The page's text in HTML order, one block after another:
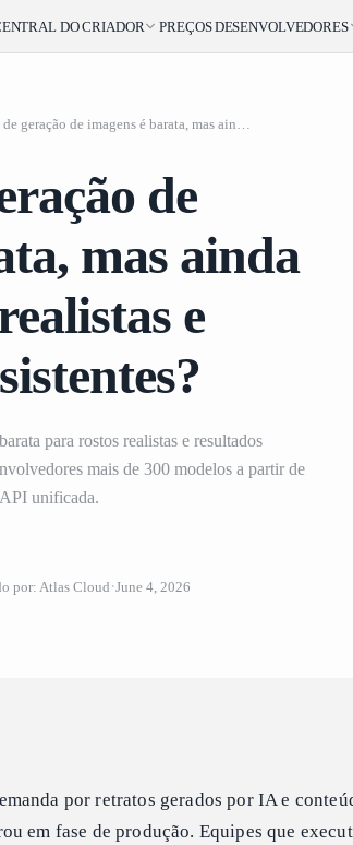
DO CRIADOR PREÇOSDESENVOLVEDORES
Qual API de geração de imagens é barata, mas ainda produz rostos realistas e resultados consistentes?
de
mas ainda
e
para rostos realistas e resultados
mais de 300 modelos a partir de
unificada.
por: Atlas Cloud June 4, 2026
por retratos gerados por IA e
em fase de produção. Equipes que